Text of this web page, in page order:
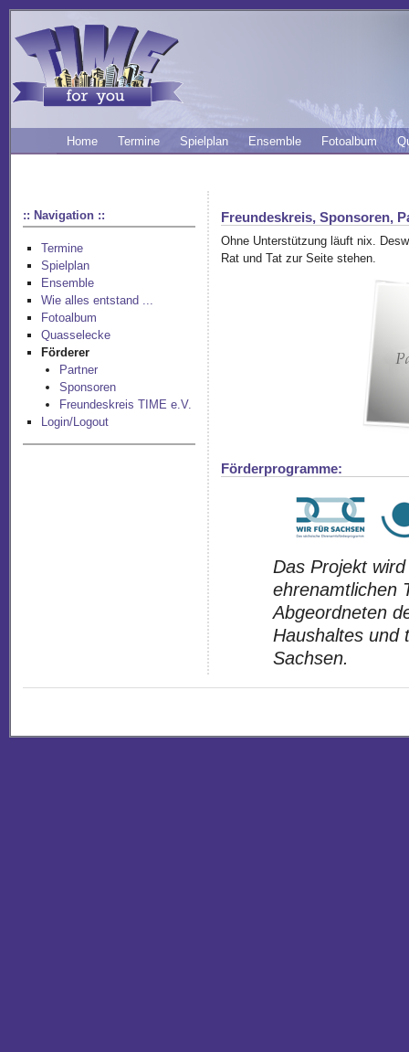
Home Termine Spielplan Ensemble Fotoalbum
:: Navigation ::
Termine
Spielplan
Ensemble
Wie alles entstand ...
Fotoalbum
Quasselecke
Förderer
Partner
Sponsoren
Freundeskreis TIME e.V.
Login/Logout
Freundeskreis, Sponsoren,
Ohne Unterstützung läuft nix.
Rat und Tat zur Seite stehen.
Förderprogramme:
Das Projekt
ehrenamtlichen
Abgeordneten
Haushaltes und
Sachsen.